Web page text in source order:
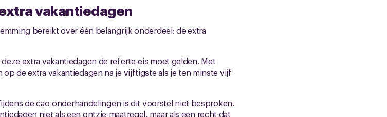
vakantiedagen
bereikt over één belangrijk onderdeel: de extra
extra vakantiedagen de referte-eis moet gelden. Met
de extra vakantiedagen na je vijftigste als je ten minste vijf
de cao-onderhandelingen is dit voorstel niet besproken.
niet als een ontzie-maatregel, maar als een recht dat